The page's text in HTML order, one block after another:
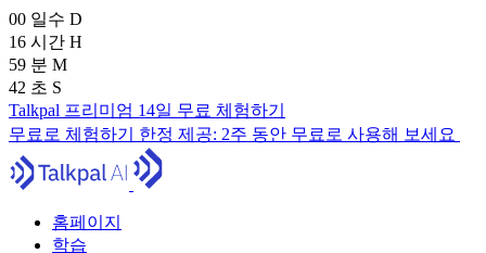
00 일수 D
16 시간 H
59 분 M
41 초 S
Talkpal 프리미엄 14일 무료 체험하기
무료로 체험하기 한정 제공: 2주 동안 무료로 사용해 보세요
홈페이지
학습